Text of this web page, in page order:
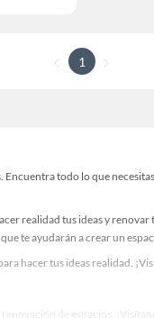
1
todo lo que
realidad tus ideas y
te ayudarán a crear un
hacer tus ideas realidad.
de espacios.